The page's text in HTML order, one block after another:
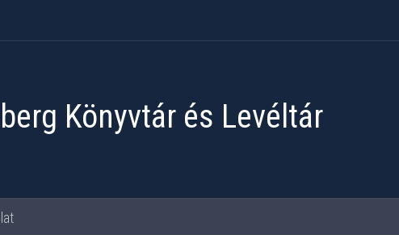
Könyvtár és Levéltár